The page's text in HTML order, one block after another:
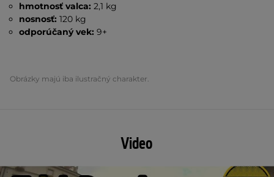
hmotnosť valca: 2,1 kg
nosnosť: 120 kg
odporúčaný vek: 9+
Obrázky majú iba ilustračný charakter.
Video